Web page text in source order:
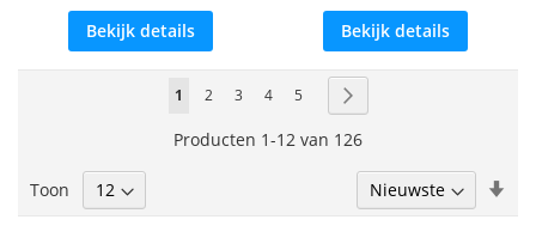
Bekijk details
Bekijk details
Pagina
U
lees
1 Pagina
2 Pagina
3 Pagina
4 Pagina
5
Producten 1-12 van 126
Toon